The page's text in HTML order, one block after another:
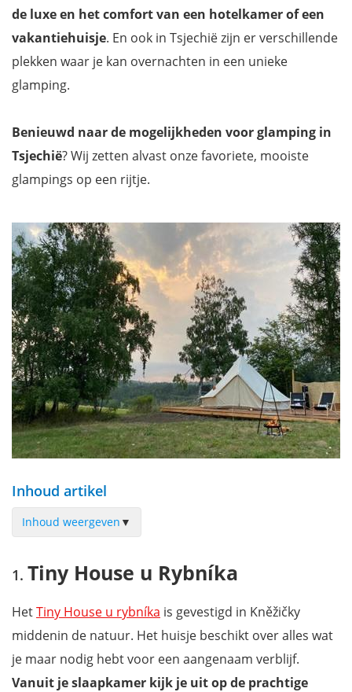
de luxe en het comfort van een hotelkamer of een
vakantiehuisje. En ook in Tsjechië zijn er verschillende
plekken waar je kan overnachten in een unieke
glamping.
Benieuwd naar de mogelijkheden voor glamping in
Tsjechië? Wij zetten alvast onze favoriete, mooiste
glampings op een rijtje.
Inhoud artikel
Inhoud weergeven ▼
Residence Safari Resort - Teepee Village
Treehouses Sněžník
Mis niets tijdens je rondreis in Tsjechië en Slowakije!
Tiny House u Rybníka
HetTiny House u rybníka is gevestigd in Kněžičky
middenin de natuur. Het huisje beschikt over alles wat
je maar nodig hebt voor een aangenaam verblijf.
Vanuit je slaapkamer kijk je uit op de prachtige